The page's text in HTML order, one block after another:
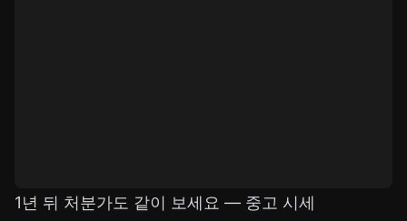
1년 뒤 처분가도 같이 보세요 — 중고 시세